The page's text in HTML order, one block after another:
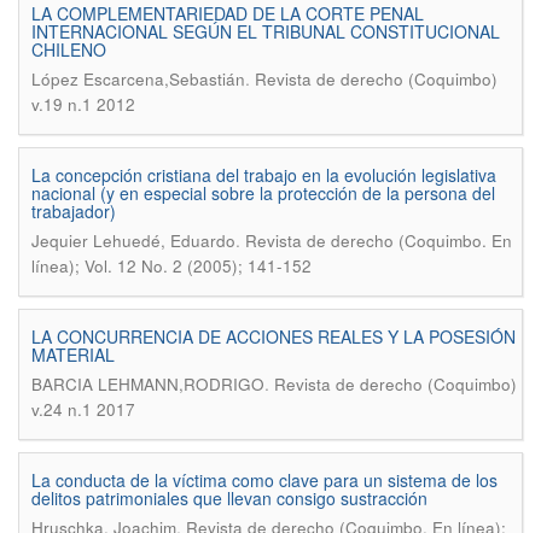
LA COMPLEMENTARIEDAD DE LA CORTE PENAL
INTERNACIONAL SEGÚN EL TRIBUNAL CONSTITUCIONAL
CHILENO
López Escarcena,Sebastián. Revista de derecho (Coquimbo)
v.19 n.1 2012
La concepción cristiana del trabajo en la evolución legislativa
nacional (y en especial sobre la protección de la persona del
trabajador)
Jequier Lehuedé, Eduardo. Revista de derecho (Coquimbo. En
línea); Vol. 12 No. 2 (2005); 141-152
LA CONCURRENCIA DE ACCIONES REALES Y LA POSESIÓN
MATERIAL
BARCIA LEHMANN,RODRIGO. Revista de derecho (Coquimbo)
v.24 n.1 2017
La conducta de la víctima como clave para un sistema de los
delitos patrimoniales que llevan consigo sustracción
Hruschka, Joachim. Revista de derecho (Coquimbo. En línea);